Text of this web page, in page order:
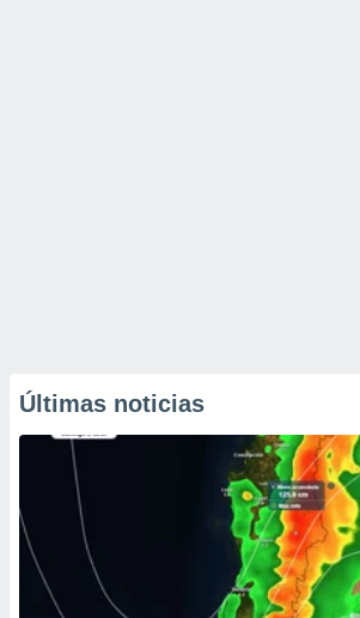
Últimas noticias